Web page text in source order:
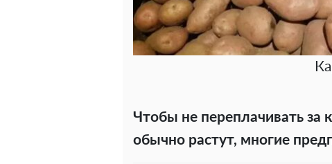
Чтобы не переплачивать за
обычно растут, многие